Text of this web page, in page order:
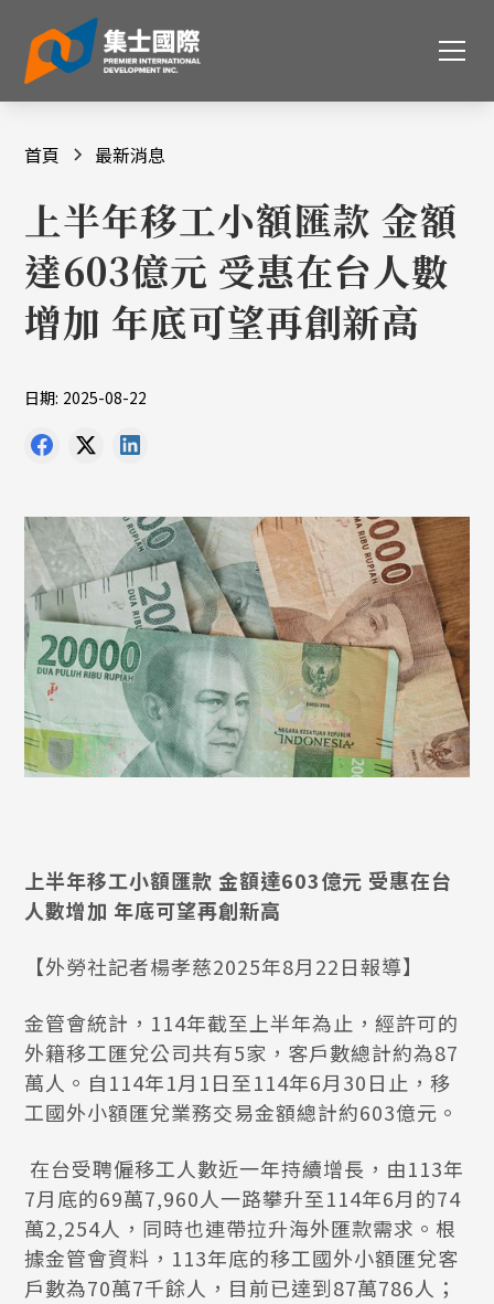
首頁 最新消息
上半年移工小額匯款 金額
達603億元 受惠在台人數
增加 年底可望再創新高
日期: 2025-08-22
上半年移工小額匯款 金額達603億元 受惠在台
人數增加 年底可望再創新高
【外勞社記者楊孝慈2025年8月22日報導】
金管會統計，114年截至上半年為止，經許可的
外籍移工匯兌公司共有5家，客戶數總計約為87
萬人。自114年1月1日至114年6月30日止，移
工國外小額匯兌業務交易金額總計約603億元。
在台受聘僱移工人數近一年持續增長，由113年
7月底的69萬7,960人一路攀升至114年6月的74
萬2,254人，同時也連帶拉升海外匯款需求。根
據金管會資料，113年底的移工國外小額匯兌客
戶數為70萬7千餘人，目前已達到87萬786人；